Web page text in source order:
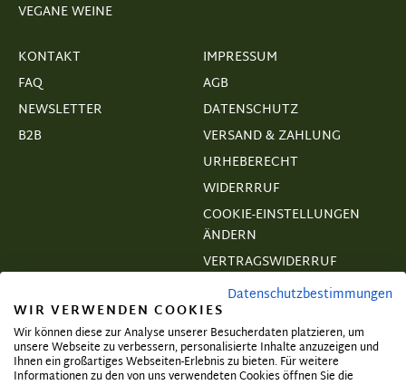
VEGANE WEINE
KONTAKT
FAQ
NEWSLETTER
B2B
IMPRESSUM
AGB
DATENSCHUTZ
VERSAND & ZAHLUNG
URHEBERECHT
WIDERRRUF
COOKIE-EINSTELLUNGEN
ÄNDERN
VERTRAGSWIDERRUF
Abonnieren und exklusive Angebote
Datenschutzbestimmungen
WIR VERWENDEN COOKIES
Wir können diese zur Analyse unserer Besucherdaten platzieren, um
unsere Webseite zu verbessern, personalisierte Inhalte anzuzeigen und
Ihnen ein großartiges Webseiten-Erlebnis zu bieten. Für weitere
Informationen zu den von uns verwendeten Cookies öffnen Sie die